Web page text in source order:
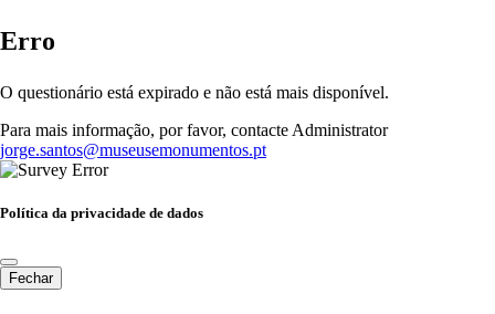
Erro
O questionário está expirado e não está mais disponível.
Para mais informação, por favor, contacte Administrator
jorge.santos@museusemonumentos.pt
Política da privacidade de dados
Fechar